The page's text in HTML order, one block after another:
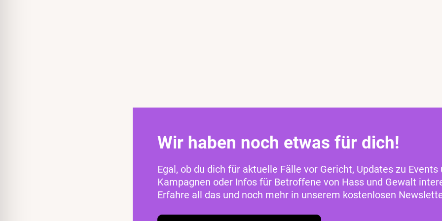
Wir haben noch etwas für dich!
Egal, ob du dich für aktuelle Fälle vor Gericht, Updates zu Events
Kampagnen oder Infos für Betroffene von Hass und Gewalt
Erfahre all das und noch mehr in unserem kostenlosen